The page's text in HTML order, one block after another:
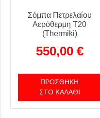
Σόμπα Πετρελαίου
Αερόθερμη T20
(Thermiki)
550,00 €
ΠΡΟΣΘΉΚΗ
ΣΤΟ ΚΑΛΆΘΙ